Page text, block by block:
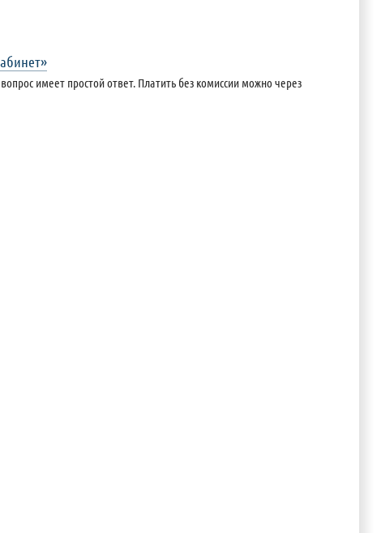
имеет простой ответ. Платить без комиссии можно через